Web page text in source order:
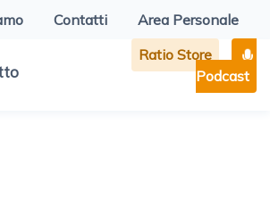
Contatti Area Personale
Ratio Store
Podcast